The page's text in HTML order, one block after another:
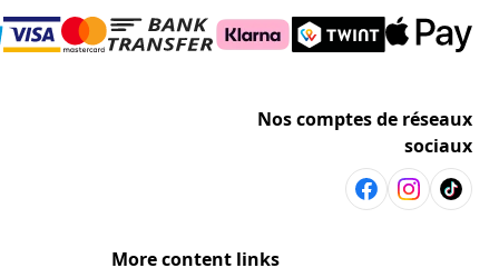
Nos comptes de réseaux
sociaux
More content links